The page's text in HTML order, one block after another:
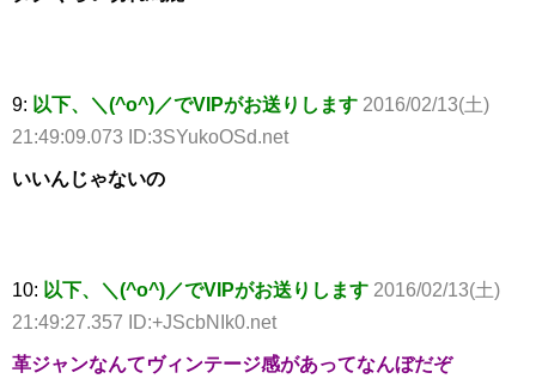
9: 以下、＼(^o^)／でVIPがお送りします 2016/02/13(土)
21:49:09.073 ID:3SYukoOSd.net
いいんじゃないの
10: 以下、＼(^o^)／でVIPがお送りします 2016/02/13(土)
21:49:27.357 ID:+JScbNIk0.net
革ジャンなんてヴィンテージ感があってなんぼだぞ